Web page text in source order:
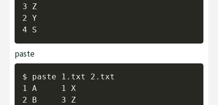
3 Z
2 Y
paste
$ paste 1.txt 2.txt
1 A     1 X
2 B     3 Z